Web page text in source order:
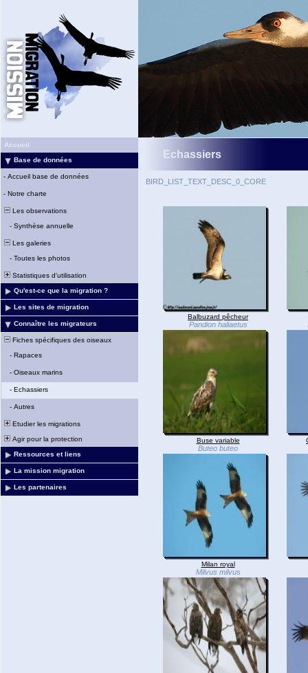
Accueil
Base de données
- Accueil base de données
- Notre charte
Les observations
- Synthèse annuelle
Les galeries
- Toutes les photos
Statistiques d'utilisation
Qu'est-ce que la migration ?
Les sites de migration
Connaître les migrateurs
Fiches spécifiques des oiseaux
- Rapaces
- Oiseaux marins
- Echassiers
- Autres
Etudier les migrations
Agir pour la protection
Ressources et liens
La mission migration
Les partenaires
Echassiers
BIRD_LIST_TEXT_DESC_0_CORE
Balbuzard pêcheur
Pandion haliaetus
Buse variable
Buteo buteo
Milan royal
Milvus milvus